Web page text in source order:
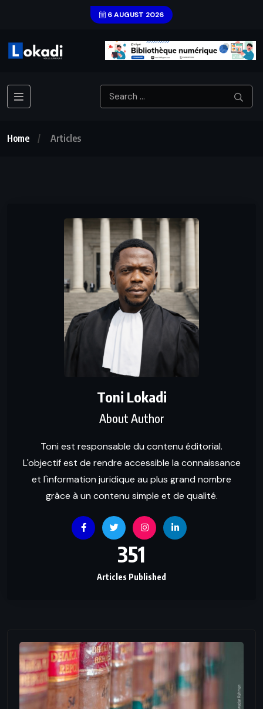
6 AUGUST 2026
Home Articles
Toni Lokadi
About Author
Toni est responsable du contenu éditorial.
L'objectif est de rendre accessible la connaissance
et l'information juridique au plus grand nombre
grâce à un contenu simple et de qualité.
351
Articles Published